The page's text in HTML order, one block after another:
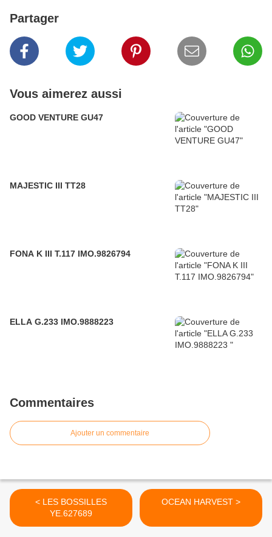
Partager
Vous aimerez aussi
GOOD VENTURE GU47
MAJESTIC III TT28
FONA K III T.117 IMO.9826794
ELLA G.233 IMO.9888223
Commentaires
Ajouter un commentaire
< LES BOSSILLES
YE.627689
OCEAN HARVEST >